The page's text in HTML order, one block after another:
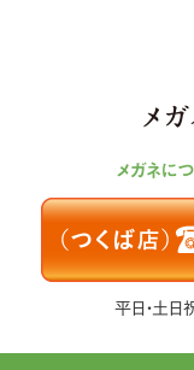
メガネに
平日・土